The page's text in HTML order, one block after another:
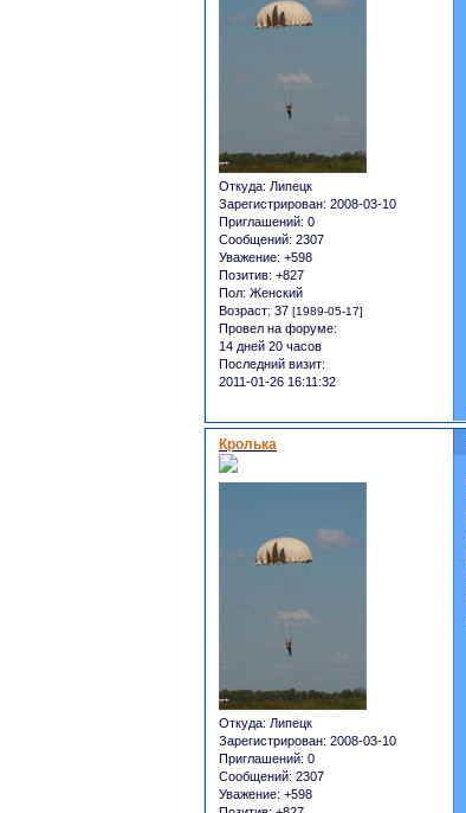
Откуда: Липецк
Зарегистрирован: 2008-03-10
Приглашений: 0
Сообщений: 2307
Уважение: +598
Позитив: +827
Пол: Женский
Возраст: 37 [1989-05-17]
Провел на форуме:
14 дней 20 часов
Последний визит:
2011-01-26 16:11:32
Кролька
Откуда: Липецк
Зарегистрирован: 2008-03-10
Приглашений: 0
Сообщений: 2307
Уважение: +598